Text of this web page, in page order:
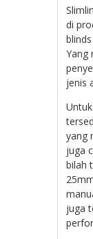
di
Yang
jenis
Untuk
yang
juga
bilah
juga